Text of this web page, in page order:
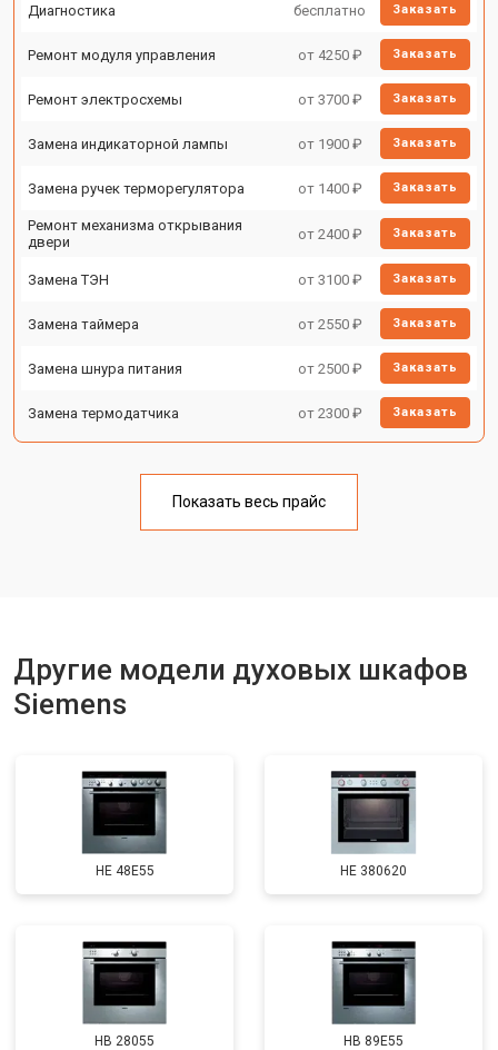
Диагностика бесплатно Заказать
Ремонт модуля управления от 4250 ₽ Заказать
Ремонт электросхемы от 3700 ₽ Заказать
Замена индикаторной лампы от 1900 ₽ Заказать
Замена ручек терморегулятора от 1400 ₽ Заказать
Ремонт механизма открывания
двери
от 2400 ₽ Заказать
Замена ТЭН от 3100 ₽ Заказать
Замена таймера от 2550 ₽ Заказать
Замена шнура питания от 2500 ₽ Заказать
Замена термодатчика от 2300 ₽ Заказать
Показать весь прайс
Другие модели духовых шкафов
Siemens
HE 48E55 HE 380620
HB 28055 HB 89E55